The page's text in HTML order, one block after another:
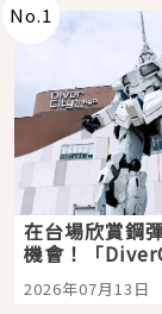
No.1
在台場欣賞鋼
機會！「
Tokyo Plaza
購物、美食及夜
2026年07月13日